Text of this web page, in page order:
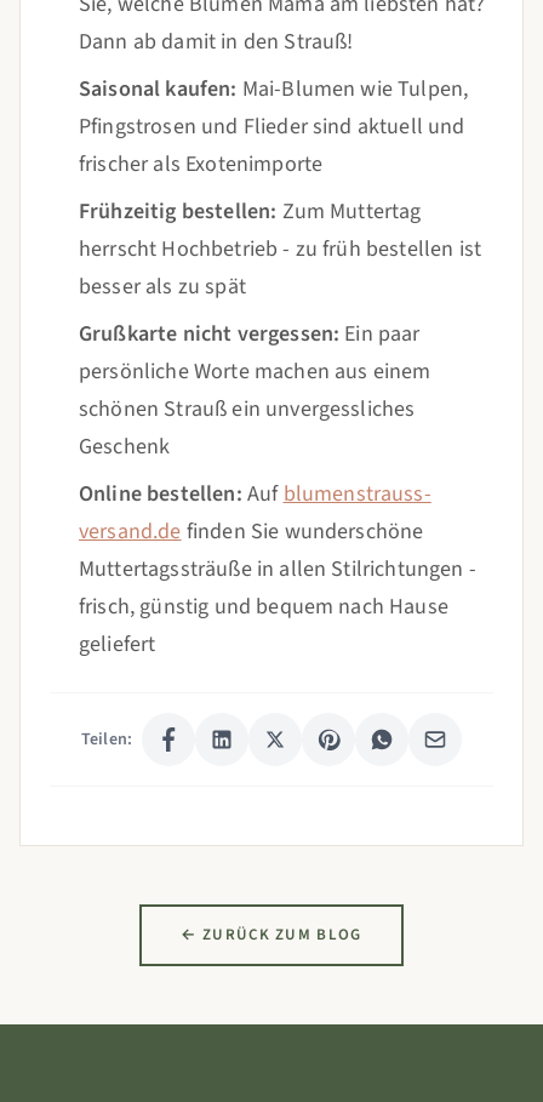
Dann ab damit in den Strauß!
Saisonal kaufen: Mai-Blumen wie Tulpen,
Pfingstrosen und Flieder sind aktuell und
frischer als Exotenimporte
Frühzeitig bestellen: Zum Muttertag
herrscht Hochbetrieb - zu früh bestellen ist
besser als zu spät
Grußkarte nicht vergessen: Ein paar
persönliche Worte machen aus einem
schönen Strauß ein unvergessliches
Geschenk
Online bestellen: Aufblumenstrauss-
versand.definden Sie wunderschöne
Muttertagssträuße in allen Stilrichtungen -
frisch, günstig und bequem nach Hause
geliefert
Teilen:
← ZURÜCK ZUM BLOG